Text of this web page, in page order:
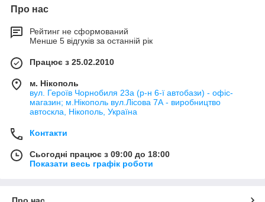
Про нас
Рейтинг не сформований
Менше 5 відгуків за останній рік
Працює з 25.02.2010
м. Нікополь
вул. Героїв Чорнобиля 23а (р-н 6-ї автобази) - офіс-
магазин; м.Нікополь вул.Лісова 7А - виробництво
автоскла, Нікополь, Україна
Контакти
Сьогодні працює з 09:00 до 18:00
Показати весь графік роботи